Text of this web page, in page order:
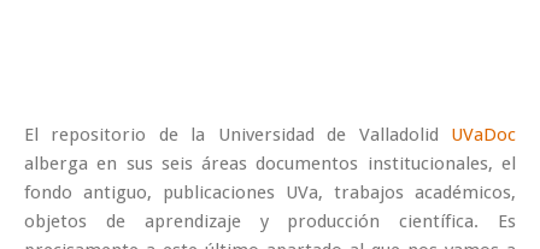
El repositorio de la Universidad de Valladolid UVaDoc
alberga en sus seis áreas documentos institucionales, el
fondo antiguo, publicaciones UVa, trabajos académicos,
objetos de aprendizaje y producción científica. Es